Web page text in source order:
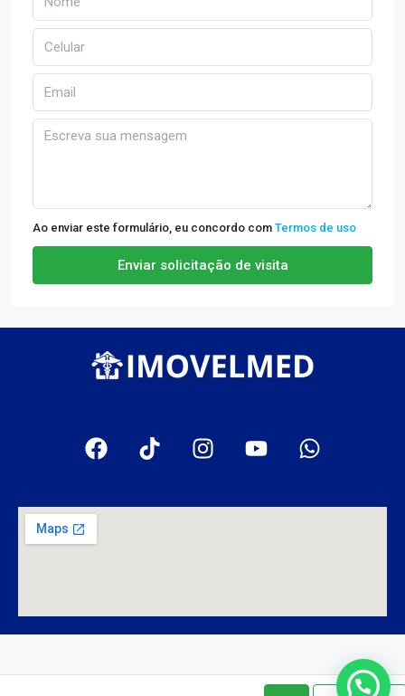
Ao enviar este formulário, eu concordo com Termos de uso
Enviar solicitação de visita